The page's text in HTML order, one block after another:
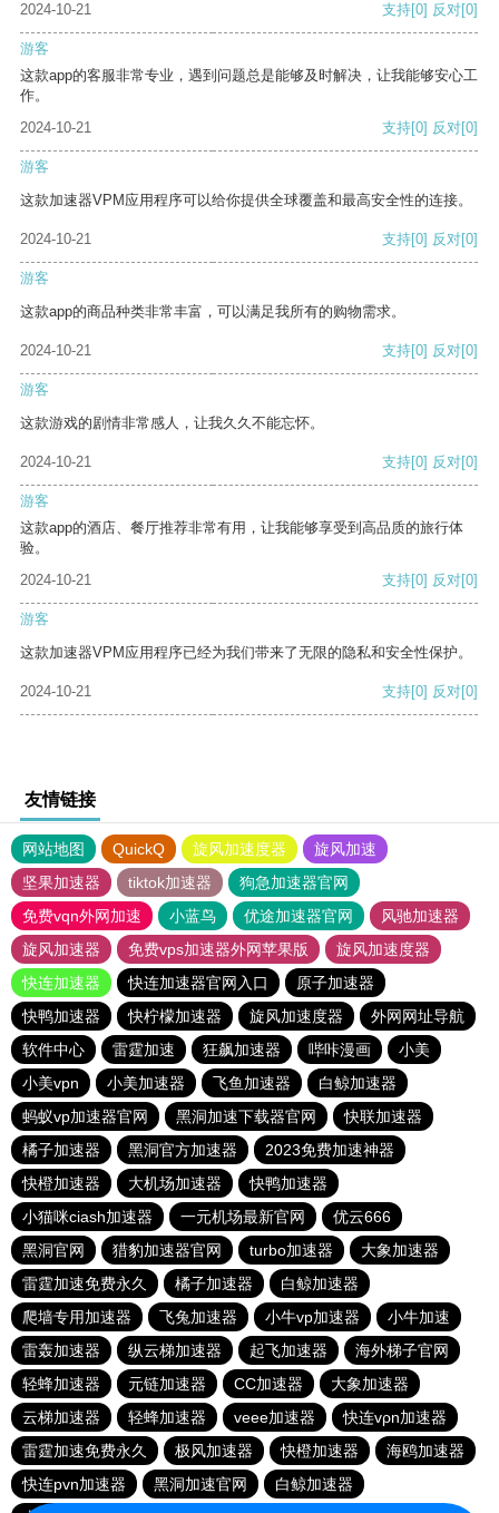
2024-10-21 支持[0] 反对[0]
游客
这款app的客服非常专业，遇到问题总是能够及时解决，让我能够安心工
作。
2024-10-21
支持[0] 反对[0]
游客
这款加速器VPM应用程序可以给你提供全球覆盖和最高安全性的连接。
2024-10-21 支持[0] 反对[0]
游客
这款app的商品种类非常丰富，可以满足我所有的购物需求。
2024-10-21 支持[0] 反对[0]
游客
这款游戏的剧情非常感人，让我久久不能忘怀。
2024-10-21 支持[0] 反对[0]
游客
这款app的酒店、餐厅推荐非常有用，让我能够享受到高品质的旅行体
验。
2024-10-21
支持[0] 反对[0]
游客
这款加速器VPM应用程序已经为我们带来了无限的隐私和安全性保护。
2024-10-21 支持[0] 反对[0]
友情链接
网站地图 QuickQ 旋风加速度器
旋风加速
坚果加速器
tiktok加速器
狗急加速器官网
免费vqn外网加速
小蓝鸟 优途加速器官网
风驰加速器
旋风加速器
免费vps加速器外网苹果版
旋风加速度器
快连加速器
快连加速器官网入口
原子加速器
快鸭加速器
快柠檬加速器 旋风加速度器
外网网址导航
软件中心
雷霆加速 狂飙加速器 哔咔漫画
小美
小美vpn
小美加速器 飞鱼加速器
白鲸加速器
蚂蚁vp加速器官网
黑洞加速下载器官网
快联加速器
橘子加速器
黑洞官方加速器
2023免费加速神器
快橙加速器
大机场加速器
快鸭加速器
小猫咪ciash加速器
一元机场最新官网
优云666
黑洞官网
猎豹加速器官网 turbo加速器
大象加速器
雷霆加速免费永久
橘子加速器
白鲸加速器
爬墙专用加速器
飞兔加速器 小牛vp加速器
小牛加速
雷轰加速器
纵云梯加速器 起飞加速器
海外梯子官网
轻蜂加速器
元链加速器 CC加速器
大象加速器
云梯加速器
轻蜂加速器 veee加速器
快连vρn加速器
雷霆加速免费永久
极风加速器 快橙加速器
海鸥加速器
快连pvn加速器
黑洞加速官网
白鲸加速器